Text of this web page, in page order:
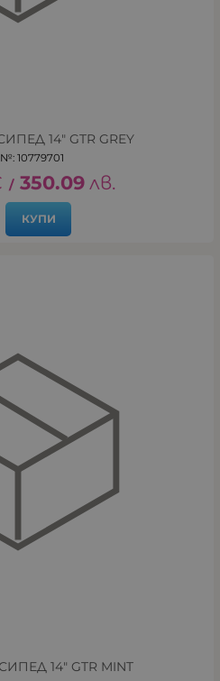
14" GTR GREY
10779701
/ 350.09 лв.
КУПИ
14" GTR MINT